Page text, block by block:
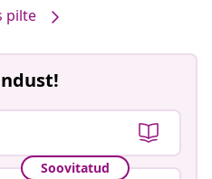
pilte
Soovitatud